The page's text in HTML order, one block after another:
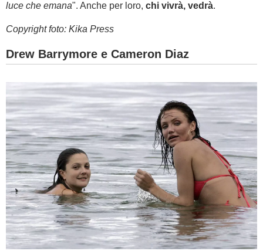
luce che emana". Anche per loro, chi vivrà, vedrà.
Copyright foto: Kika Press
Drew Barrymore e Cameron Diaz